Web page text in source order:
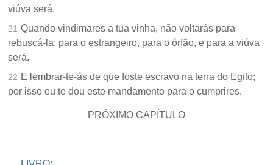
viúva será.
21 Quando vindimares a tua vinha, não voltarás para
rebuscá-la; para o estrangeiro, para o órfão, e para a viúva
será.
22 E lembrar-te-ás de que foste escravo na terra do Egito;
por isso eu te dou este mandamento para o cumprires.
PRÓXIMO CAPÍTULO